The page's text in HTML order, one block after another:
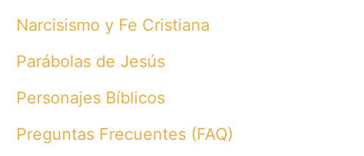
Narcisismo y Fe Cristiana
Parábolas de Jesús
Personajes Bíblicos
Preguntas Frecuentes (FAQ)